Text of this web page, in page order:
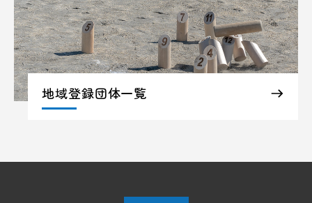
地域登録団体一覧